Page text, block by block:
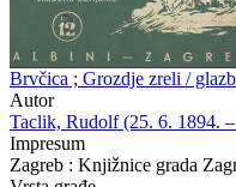
Brvčica ; Grozdje zreli /
Autor
Taclik, Rudolf (25. 6. 1894.
Impresum
Zagreb : Knjižnice grada